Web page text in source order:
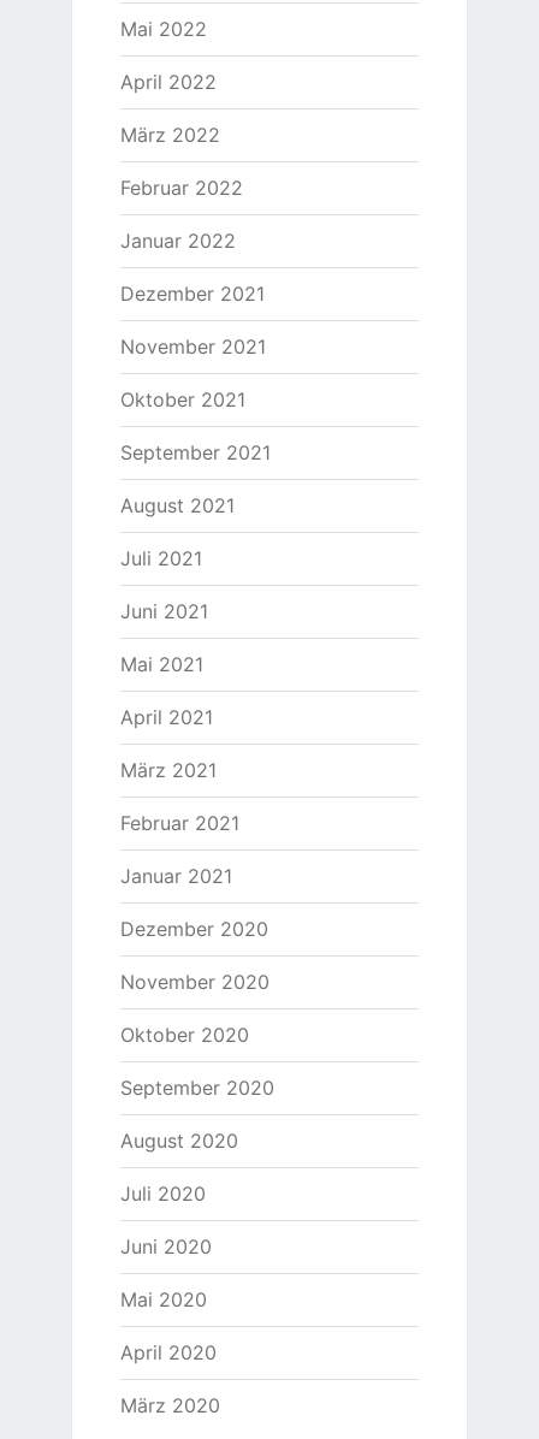
Mai 2022
April 2022
März 2022
Februar 2022
Januar 2022
Dezember 2021
November 2021
Oktober 2021
September 2021
August 2021
Juli 2021
Juni 2021
Mai 2021
April 2021
März 2021
Februar 2021
Januar 2021
Dezember 2020
November 2020
Oktober 2020
September 2020
August 2020
Juli 2020
Juni 2020
Mai 2020
April 2020
März 2020